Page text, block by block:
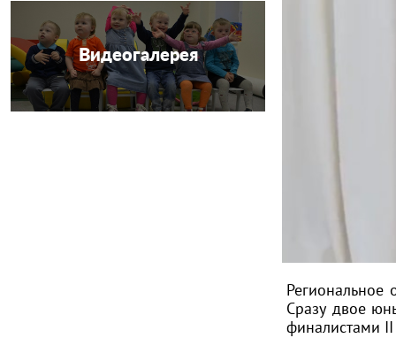
Видеогалерея
Сразу двое
финалистами II